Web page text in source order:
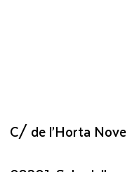
C/ de l’Horta